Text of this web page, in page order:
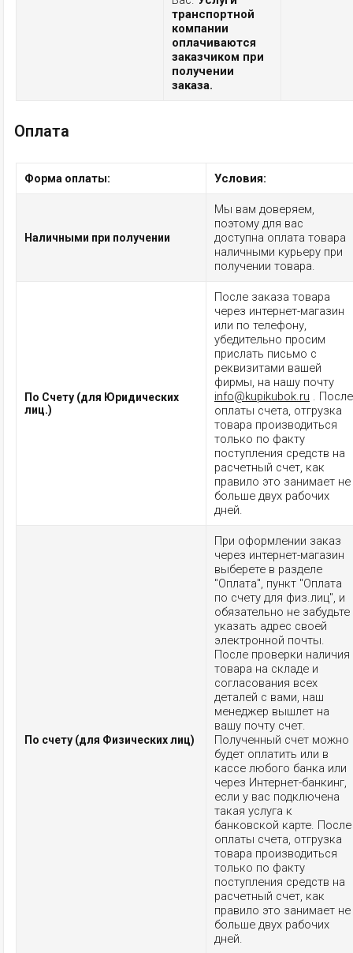
транспортной
компании
оплачиваются
заказчиком при
получении
заказа.
Оплата
Форма оплаты: Условия:
Наличными при получении
Мы вам доверяем,
поэтому для вас
доступна оплата товара
наличными курьеру при
получении товара.
По Счету (для Юридических
лиц.)
После заказа товара
через интернет-магазин
или по телефону,
убедительно просим
прислать письмо с
реквизитами вашей
фирмы, на нашу почту
info@kupikubok.ru . После
оплаты счета, отгрузка
товара производиться
только по факту
поступления средств на
расчетный счет, как
правило это занимает не
больше двух рабочих
дней.
По счету (для Физических лиц)
При оформлении заказ
через интернет-магазин
выберете в разделе
"Оплата", пункт "Оплата
по счету для физ.лиц", и
обязательно не забудьте
указать адрес своей
электронной почты.
После проверки наличия
товара на складе и
согласования всех
деталей с вами, наш
менеджер вышлет на
вашу почту счет.
Полученный счет можно
будет оплатить или в
кассе любого банка или
через Интернет-банкинг,
если у вас подключена
такая услуга к
банковской карте. После
оплаты счета, отгрузка
товара производиться
только по факту
поступления средств на
расчетный счет, как
правило это занимает не
больше двух рабочих
дней.